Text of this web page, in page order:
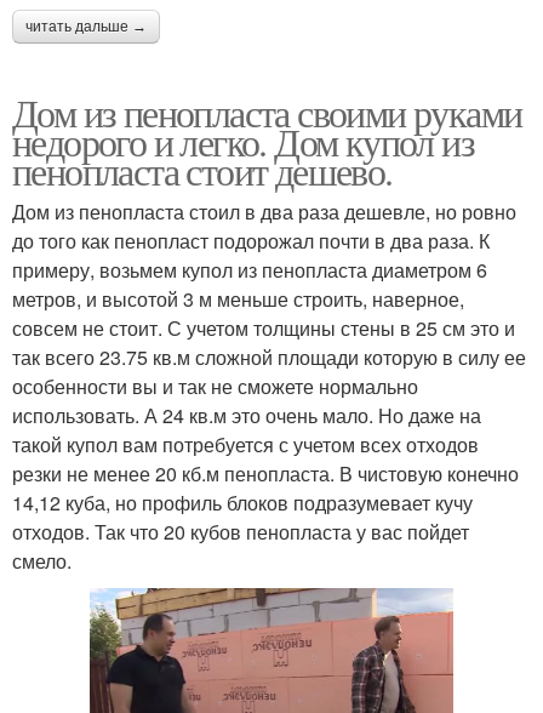
читать дальше →
Дом из пенопласта своими руками
недорого и легко. Дом купол из
пенопласта стоит дешево.
Дом из пенопласта стоил в два раза дешевле, но ровно
до того как пенопласт подорожал почти в два раза. К
примеру, возьмем купол из пенопласта диаметром 6
метров, и высотой 3 м меньше строить, наверное,
совсем не стоит. С учетом толщины стены в 25 см это и
так всего 23.75 кв.м сложной площади которую в силу ее
особенности вы и так не сможете нормально
использовать. А 24 кв.м это очень мало. Но даже на
такой купол вам потребуется с учетом всех отходов
резки не менее 20 кб.м пенопласта. В чистовую конечно
14,12 куба, но профиль блоков подразумевает кучу
отходов. Так что 20 кубов пенопласта у вас пойдет
смело.